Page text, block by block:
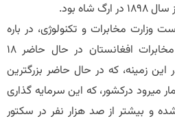
بود.
وزارت مخابرات و تکنولوژی، در باره
مخابرات افغانستان گفت : مخابرات افغانستان در حال حاضر 18
این زمینه، که در حال حاضر بزرگترین
میرود درکشور، که این سرمایه گذاری
و بیشتر از صد هزار نفر در سکتور